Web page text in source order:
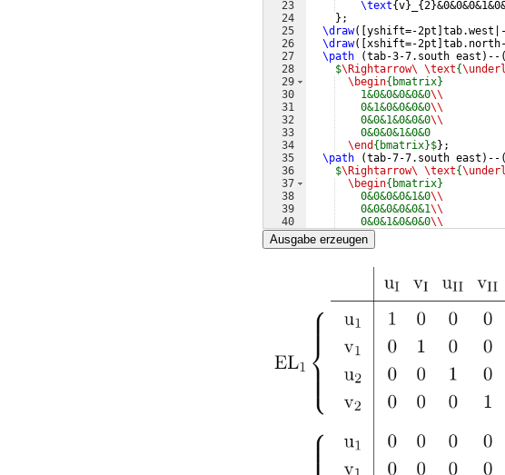
23
24
25
26
27
28
29
30
31
32
33
34
35
36
37
38
39
40
41
\text{v} {2}
} ;
\draw([ yshift=-2pt
\draw([ xshift=-2pt
\path
(tab-3-7.south east ) -- (
$\Rightarrow\ \text{
\begin{bmatrix}
    1&0&0&0&0&0
\\
    0&1&0&0&0&0
\\
    0&0&1&0&0&0
\\
    0&0&0&1&0&0
\end {bmatrix}$} ;
\path
(tab-7-7.south east ) -- (
$\Rightarrow\ \text{
\begin{bmatrix}
    0&0&0&0&1&0
\\
    0&0&0&0&0&1
\\
    0&0&1&0&0&0
\\
    0&0&0&1&0&0
Ausgabe erzeugen